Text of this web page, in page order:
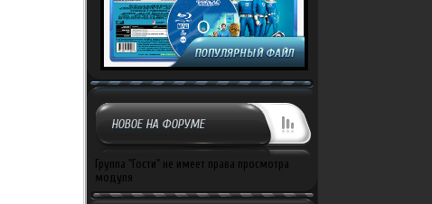
НОВОЕ НА ФОРУМЕ
Группа "Гости" не имеет права просмотра
модуля